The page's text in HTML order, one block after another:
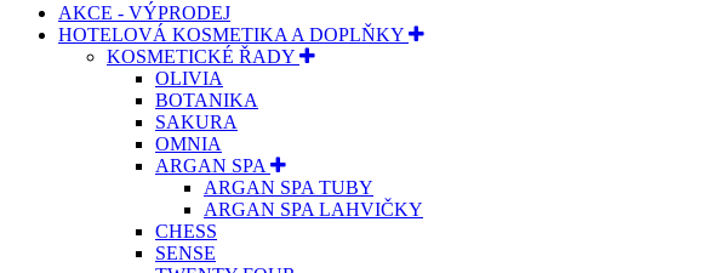
AKCE - VÝPRODEJ
HOTELOVÁ KOSMETIKA A DOPLŇKY
KOSMETICKÉ ŘADY
OLIVIA
BOTANIKA
SAKURA
OMNIA
ARGAN SPA
ARGAN SPA TUBY
ARGAN SPA LAHVIČKY
CHESS
SENSE